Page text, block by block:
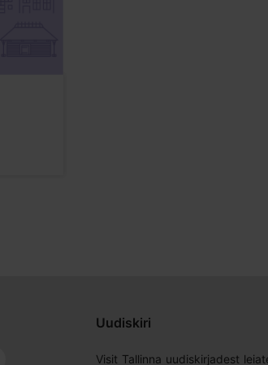
Uudiskiri
Visit Tallinna uudiskirjadest